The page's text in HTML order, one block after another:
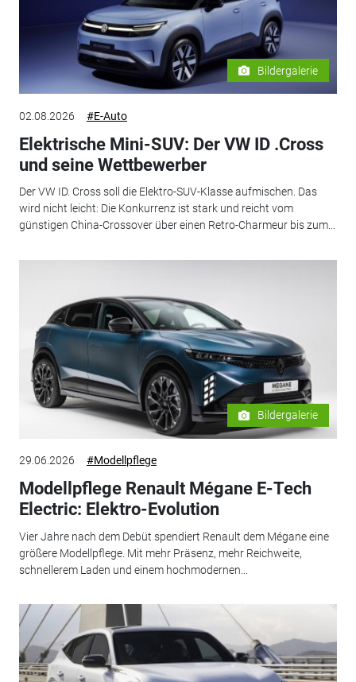
Bildergalerie
02.08.2026 #E-Auto
Elektrische Mini-SUV: Der VW ID .Cross
und seine Wettbewerber
Der VW ID. Cross soll die Elektro-SUV-Klasse aufmischen. Das
wird nicht leicht: Die Konkurrenz ist stark und reicht vom
günstigen China-Crossover über einen Retro-Charmeur bis zum...
Bildergalerie
29.06.2026 #Modellpflege
Modellpflege Renault Mégane E-Tech
Electric: Elektro-Evolution
Vier Jahre nach dem Debüt spendiert Renault dem Mégane eine
größere Modellpflege. Mit mehr Präsenz, mehr Reichweite,
schnellerem Laden und einem hochmodernen...